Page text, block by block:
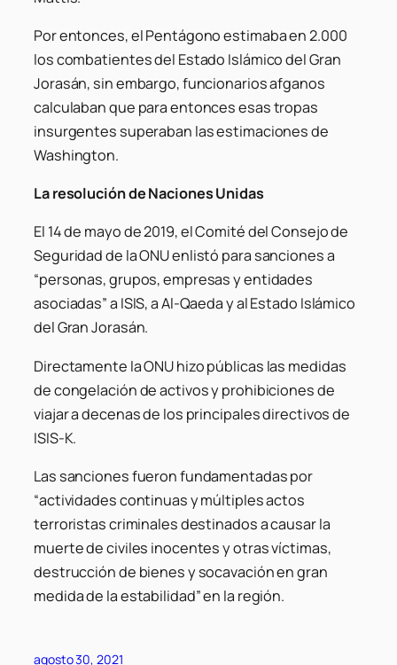
Por entonces, el Pentágono estimaba en 2.000
los combatientes del Estado Islámico del Gran
Jorasán, sin embargo, funcionarios afganos
calculaban que para entonces esas tropas
insurgentes superaban las estimaciones de
Washington.
La resolución de Naciones Unidas
El 14 de mayo de 2019, el Comité del Consejo de
Seguridad de la ONU enlistó para sanciones a
“personas, grupos, empresas y entidades
asociadas” a ISIS, a Al-Qaeda y al Estado Islámico
del Gran Jorasán.
Directamente la ONU hizo públicas las medidas
de congelación de activos y prohibiciones de
viajar a decenas de los principales directivos de
ISIS-K.
Las sanciones fueron fundamentadas por
“actividades continuas y múltiples actos
terroristas criminales destinados a causar la
muerte de civiles inocentes y otras víctimas,
destrucción de bienes y socavación en gran
medida de la estabilidad” en la región.
agosto 30, 2021